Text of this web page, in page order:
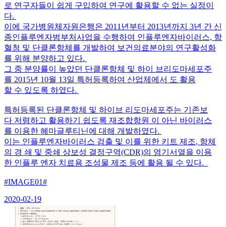
로 연구자들이 쉽게 구입하여 연구에 활용할 수 없는 실정이
다.
이에 국가병원체자원은행은 2011년부터 2013년까지 3년 간 신
종인플루엔자범부처사업을 수행하여 인플루엔자바이러스, 항
혈청 및 단클론항체를 개발하여 보건의료분야의 연구활성화
를 위해 분양하고 있다.
그 중 분양률이 높았던 단클론항체 및 하이 브리도마세포주
를 2015년 10월 13일 특허등록하여 산업체에서 도 활용
할 수 있도록 하였다.
특허등록된 단클론항체 및 하이브 리도마세포주는 기존보
다 저렴하고 활용하기 쉽도록 재조합항원 이 아닌 바이러스
를 이용한 헤마글루티닌에 대해 개발하였다.
이는 인플루엔자바이러스 검출 및 이를 위한 키트 제조, 항체
의 경 쇄 및 중쇄 상보성 결정구역(CDR)의 염기서열을 이용
한 인플루 엔자 치료용 조성물 제조 등에 활용 될 수 있다.
#IMAGE01#
2020-02-19